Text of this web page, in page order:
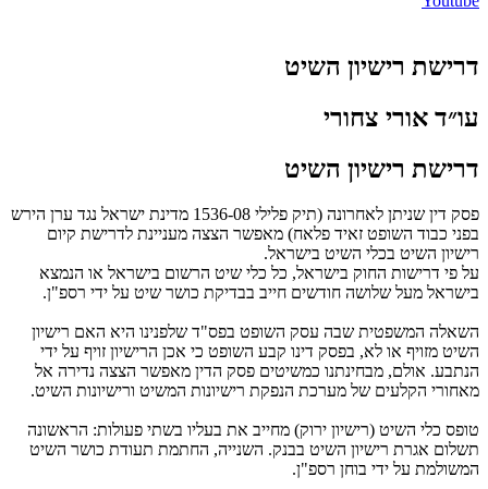
דרישת רישיון השיט
עו״ד אורי צחורי
דרישת רישיון השיט
פסק דין שניתן לאחרונה (תיק פלילי 1536-08 מדינת ישראל נגד ערן הירש
בפני כבוד השופט זאיד פלאח) מאפשר הצצה מעניינת לדרישת קיום
רישיון השיט בכלי השיט בישראל.
על פי דרישות החוק בישראל, כל כלי שיט הרשום בישראל או הנמצא
בישראל מעל שלושה חודשים חייב בבדיקת כושר שיט על ידי רספ"ן.
השאלה המשפטית שבה עסק השופט בפס"ד שלפנינו היא האם רישיון
השיט מזויף או לא, בפסק דינו קבע השופט כי אכן הרישיון זויף על ידי
הנתבע. אולם, מבחינתנו כמשיטים פסק הדין מאפשר הצצה נדירה אל
מאחורי הקלעים של מערכת הנפקת רישיונות המשיט ורישיונות השיט.
טופס כלי השיט (רישיון ירוק) מחייב את בעליו בשתי פעולות: הראשונה
תשלום אגרת רישיון השיט בבנק. השנייה, החתמת תעודת כושר השיט
המשולמת על ידי בוחן רספ"ן.